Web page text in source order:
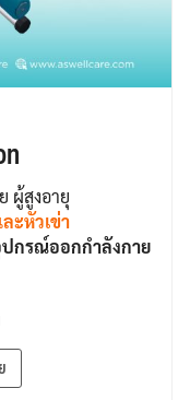
ผู้สูงอายุ
ะหัวเข่า
กรณ์ออกกำลังกาย